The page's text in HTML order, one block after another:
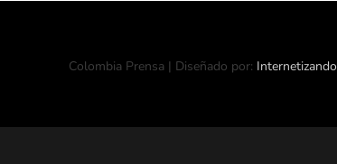
Colombia Prensa | Diseñado por: Internetizando